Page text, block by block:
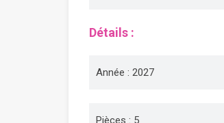
Détails :
Année : 2027
Pièces : 5